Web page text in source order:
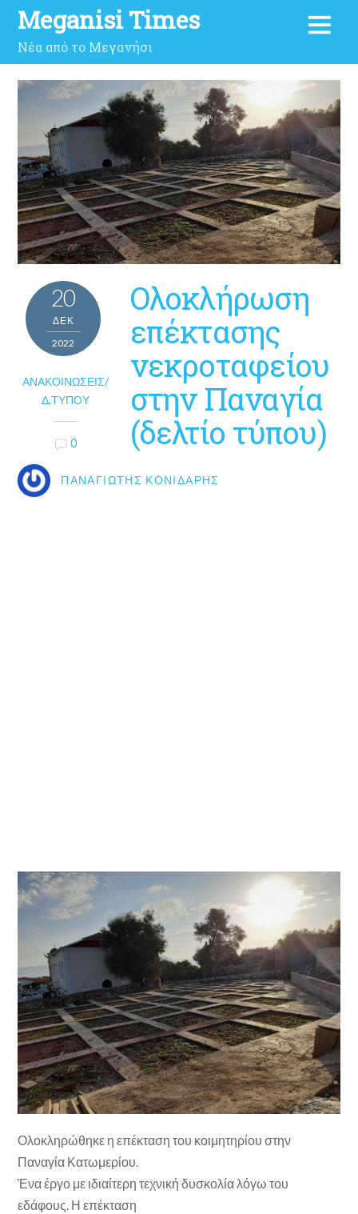
Meganisi Times
Νέα από το Μεγανήσι
20
ΔΕΚ
2022
ΑΝΑΚΟΙΝΏΣΕΙΣ/
Δ.ΤΎΠΟΥ
0
Ολοκλήρωση
επέκτασης
νεκροταφείου
στην Παναγία
(δελτίο τύπου)
ΠΑΝΑΓΙΏΤΗΣ ΚΟΝΙΔΆΡΗΣ
Ολοκληρώθηκε η επέκταση του κοιμητηρίου στην
Παναγία Κατωμερίου.
Ένα έργο με ιδιαίτερη τεχνική δυσκολία λόγω του
εδάφους. Η επέκταση